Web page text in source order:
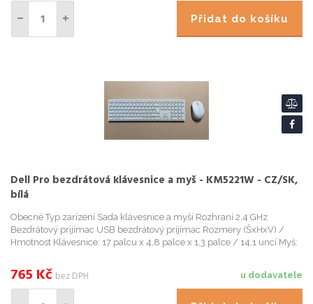
Přidat do košíku
Dell Pro bezdrátová klávesnice a myš - KM5221W - CZ/SK,
bílá
Obecné Typ zarízení Sada klávesnice a myši Rozhraní 2,4 GHz
Bezdrátový prijímac USB bezdrátový prijímac Rozmery (ŠxHxV) /
Hmotnost Klávesnice: 17 palcu x 4,8 palce x 1,3 palce / 14,1 uncí Myš:
u dodavatele
765 Kč bez DPH